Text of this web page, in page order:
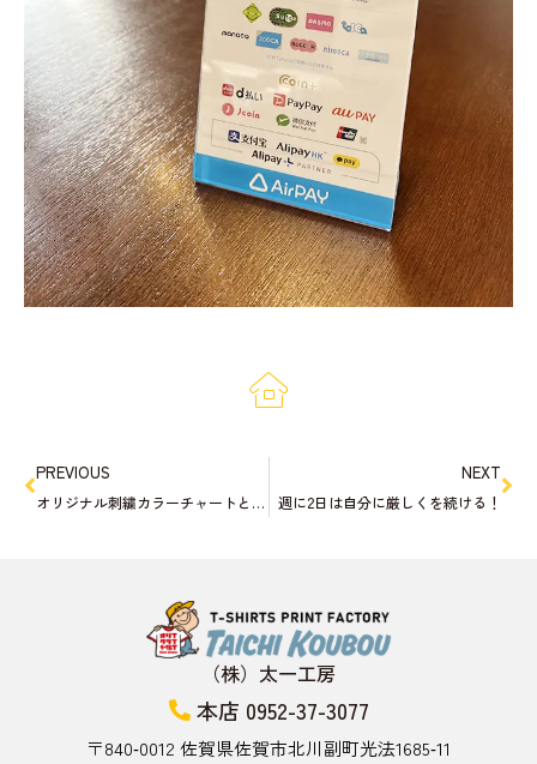
PREVIOUS
オリジナル刺繍カラーチャートとシルクスクリーンカラーチャート！
NEXT
週に2日は自分に厳しくを続ける！
（株）太一工房
本店 0952-37-3077
〒840‑0012 佐賀県佐賀市北川副町光法1685‑11